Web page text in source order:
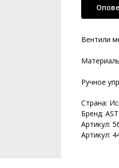
Вентили
Ручное
Страна:
Бренд:
Артикул:
Артикул: